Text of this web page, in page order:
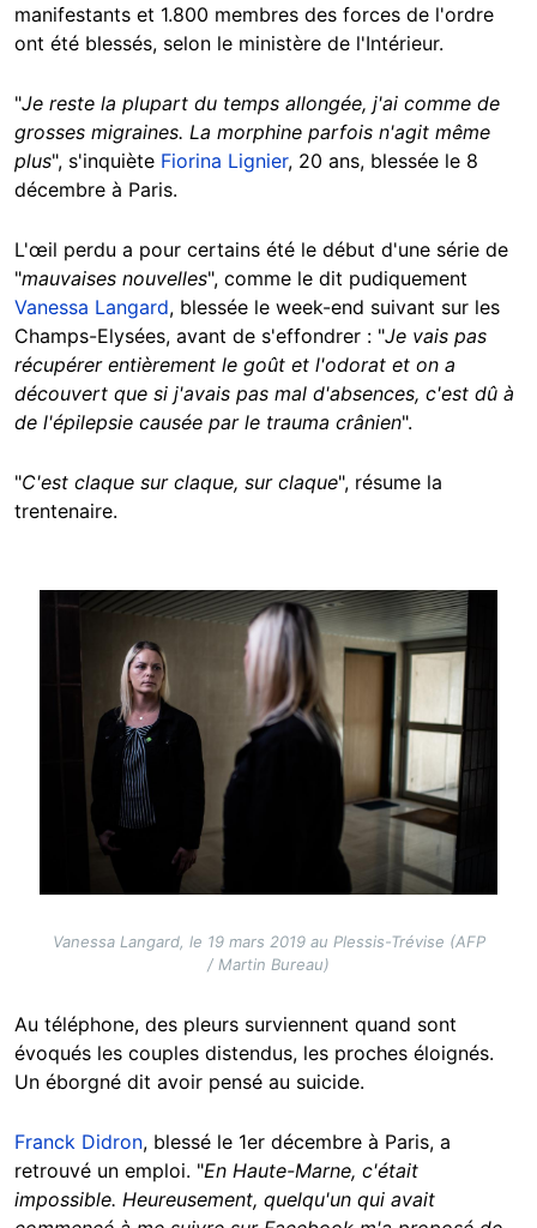
manifestants et 1.800 membres des forces de l'ordre
ont été blessés, selon le ministère de l'Intérieur.
"Je reste la plupart du temps allongée, j'ai comme de
grosses migraines. La morphine parfois n'agit même
plus", s'inquiète Fiorina Lignier, 20 ans, blessée le 8
décembre à Paris.
L'œil perdu a pour certains été le début d'une série de
"mauvaises nouvelles", comme le dit pudiquement
Vanessa Langard, blessée le week-end suivant sur les
Champs-Elysées, avant de s'effondrer : "Je vais pas
récupérer entièrement le goût et l'odorat et on a
découvert que si j'avais pas mal d'absences, c'est dû à
de l'épilepsie causée par le trauma crânien".
"C'est claque sur claque, sur claque", résume la
trentenaire.
Image
Vanessa Langard, le 19 mars 2019 au Plessis-Trévise (AFP
/ Martin Bureau)
Au téléphone, des pleurs surviennent quand sont
évoqués les couples distendus, les proches éloignés.
Un éborgné dit avoir pensé au suicide.
Franck Didron, blessé le 1er décembre à Paris, a
retrouvé un emploi. "En Haute-Marne, c'était
impossible. Heureusement, quelqu'un qui avait